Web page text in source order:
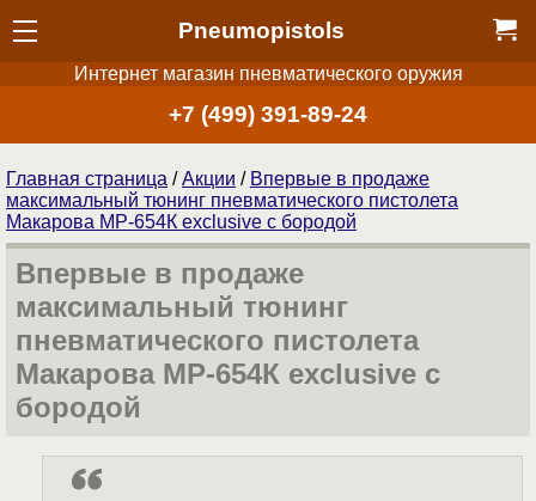
Pneumopistols
Интернет магазин пневматического оружия
+7 (499) 391-89-24
Главная страница /Акции / Впервые в продаже
максимальный тюнинг пневматического пистолета
Макарова МР-654К exclusive с бородой
Впервые в продаже
максимальный тюнинг
пневматического пистолета
Макарова МР-654К exclusive с
бородой